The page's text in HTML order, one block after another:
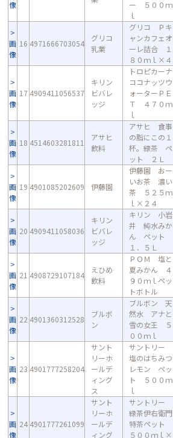
像
ー ５００ｍ
ｌ
画
像
16 4971666703054
グリコ
乳業
グリコ Ｐキ
ャンカフェオ
ーレ詰合 １
８０ｍｌ×４
画
像
17 4909411056537
キリン
ビバレ
ッジ
トロピカーナ
ココナッツウ
ォーターＰＥ
Ｔ ４７０ｍ
ｌ
画
像
18 4514603281811
アサヒ
飲料
アサヒ 食事
の脂にこの１
杯。緑茶 ペ
ット ２Ｌ
画
像
19 4901085202609 伊藤園
伊藤園 おー
いお茶 濃い
茶 ５２５ｍ
ｌ×２４
画
像
20 4909411058036
キリン
ビバレ
ッジ
キリン 小岩
井 純水みか
ん ペット
１．５Ｌ
画
像
21 4908729107184
えひめ
飲料
ＰＯＭ 塩と
夏みかん ４
９０ｍｌペッ
トボトル
画
像
22 4901360312528
ブルボ
ン
ブルボン 天
然水 アナと
雪の女王 ５
００ｍｌ
画
像
23 4901777258204
サント
リーホ
ールデ
ィング
ス
サントリー
塩のはちみつ
レモン ペッ
ト ５００ｍ
ｌ
画
像
24 4901777261099
サント
リーホ
ールデ
ィング
サントリー
緑茶伊右衛門
特茶ペット
５００ｍｌ×